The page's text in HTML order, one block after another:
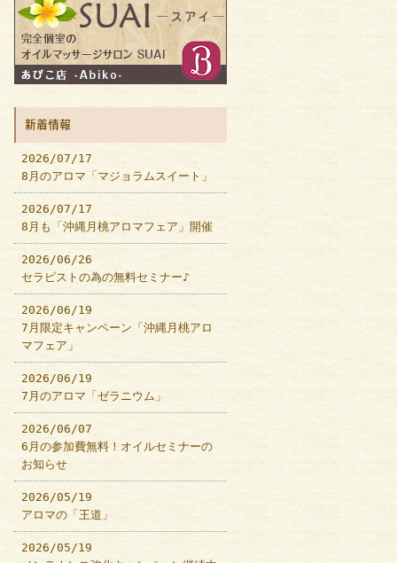
新着情報
2026/07/17
8月のアロマ「マジョラムスイート」
2026/07/17
8月も「沖縄月桃アロマフェア」開催
2026/06/26
セラピストの為の無料セミナー♪
2026/06/19
7月限定キャンペーン「沖縄月桃アロ
マフェア」
2026/06/19
7月のアロマ「ゼラニウム」
2026/06/07
6月の参加費無料！オイルセミナーの
お知らせ
2026/05/19
アロマの「王道」
2026/05/19